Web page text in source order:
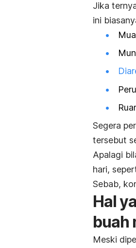
Jika
ini
Segera
tersebut
Apalagi
hari,
Sebab,
Hal
buah
Meski